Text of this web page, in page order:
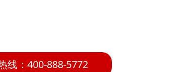
线：400-888-5772